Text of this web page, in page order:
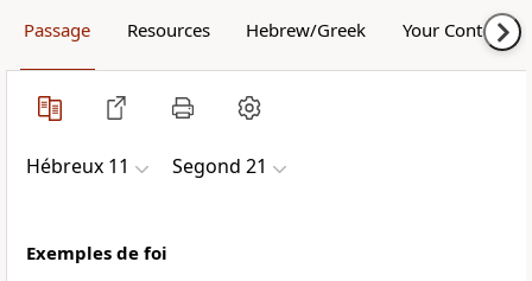
Passage Resources Hebrew/Greek Your Content
Hébreux 11 Segond 21
Exemples de foi